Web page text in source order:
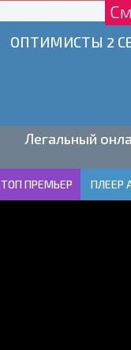
ОПТИМИСТЫ 2
Легальный
ТОП ПРЕМЬЕР ПЛЕЕР